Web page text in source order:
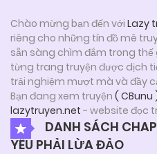
Chào mừng bạn đến với Lazy
riêng cho những tín đồ mê
sẵn sàng chìm đắm trong thế
từng trang truyện được dịch
trải nghiệm mượt mà và đầy
Bạn đang xem truyện ( CBunu
lazytruyen.net - website đọc
DANH SÁCH
YÊU PHẢI LỪA ĐẢO